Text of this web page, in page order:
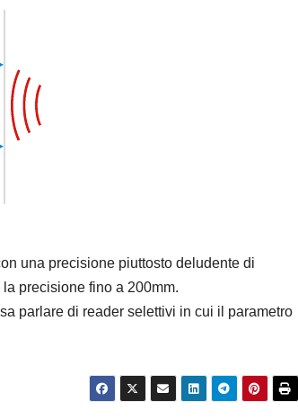
una precisione piuttosto deludente di
precisione fino a 200mm.
parlare di reader selettivi in cui il parametro